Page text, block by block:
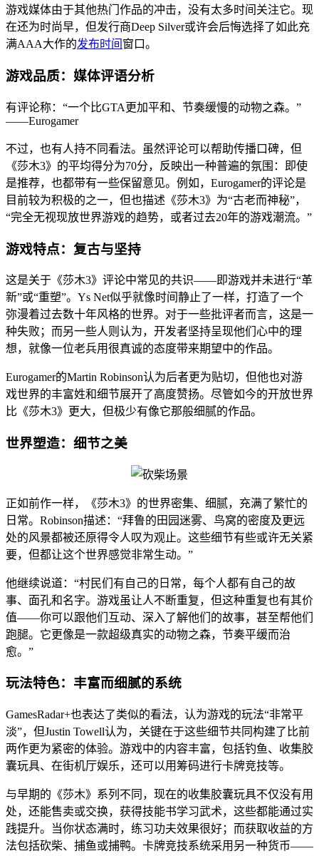
游戏媒体由于其他热门作品的冲击，没有太多时间关注它。现
在还为时尚早，但发行商Deep Silver或许会后悔选择了如此充
满AAA大作的发布时间 窗口。
游戏品质：媒体评语分析
有评论称：“一个比GTA更加平和、节奏缓慢的动物之森。”
——Eurogamer
不过，也有人持不同看法。虽然评论可以帮助传播口碑，但
《莎木3》的平均得分为70分，反映出一种普遍的氛围：即使
是推荐，也都带有一些保留意见。例如，Eurogamer的评论是
目前较为积极的之一，但也描述《莎木3》为“古老而神秘”，
“完全无视现放世界游戏的趋势，或者过去20年的游戏潮流。”
游戏特点：复古与坚持
这是关于《莎木3》评论中常见的共识——即游戏并未进行“革
新”或“重塑”。Ys Net似乎就像时间静止了一样，打造了一个
弥漫着过去数十年风格的世界。对于一些批评者而言，这是一
种失败；而另一些人则认为，开发者坚持呈现他们心中的理
想，就像一位老兵用很真诚的态度带来期望中的作品。
Eurogamer的Martin Robinson认为后者更为贴切，但他也对游
戏世界的丰富姓和细节展开了高度赞扬。尽管如今的开放世界
比《莎木3》更大，但极少有像它那般细腻的作品。
世界塑造：细节之美
正如前作一样，《莎木3》的世界密集、细腻，充满了繁忙的
日常。Robinson描述：“拜鲁的田园迷雾、鸟窝的密度及更远
处的风景都被还原得令人叹为观止。这些细节有些或许无关紧
要，但都让这个世界感觉非常生动。”
他继续说道：“村民们有自己的日常，每个人都有自己的故
事、面孔和名字。游戏虽让人不断重复，但这种重复也有其价
值——你可以跟他们互动、深入了解他们的故事，甚至帮他们
跑腿。它更像是一款超级真实的动物之森，节奏平缓而治
愈。”
玩法特色：丰富而细腻的系统
GamesRadar+也表达了类似的看法，认为游戏的玩法“非常平
淡”，但Justin Towell认为，关键在于这些细节共同构建了比前
两作更为紧密的体验。游戏中的内容丰富，包括钓鱼、收集胶
囊玩具、在街机厅娱乐，还可以用筹码进行卡牌竞技等。
与早期的《莎木》系列不同，现在的收集胶囊玩具不仅没有用
处，还能售卖或交换，获得技能书学习武术，这些都能通过实
践提升。当你状态满时，练习功夫效果很好；而获取收益的方
法包括砍柴、捕鱼或捕鸭。卡牌竞技系统采用另一种货币——